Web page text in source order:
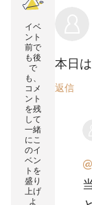
イベ
ント
前で
も後
で
も、
コメ
ント
を残
して
一緒
にこ
のイ
ベン
トを
盛り
上げ
よ
本日
返信